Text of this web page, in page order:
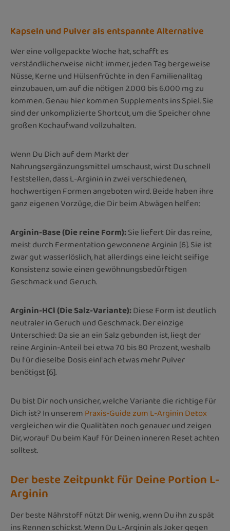
Kapseln und Pulver als entspannte Alternative
Wer eine vollgepackte Woche hat, schafft es
verständlicherweise nicht immer, jeden Tag bergeweise
Nüsse, Kerne und Hülsenfrüchte in den Familienalltag
einzubauen, um auf die nötigen 2.000 bis 6.000 mg zu
kommen. Genau hier kommen Supplements ins Spiel. Sie
sind der unkomplizierte Shortcut, um die Speicher ohne
großen Kochaufwand vollzuhalten.
Wenn Du Dich auf dem Markt der
Nahrungsergänzungsmittel umschaust, wirst Du schnell
feststellen, dass L-Arginin in zwei verschiedenen,
hochwertigen Formen angeboten wird. Beide haben ihre
ganz eigenen Vorzüge, die Dir beim Abwägen helfen:
Arginin-Base (Die reine Form):Sie liefert Dir das reine,
meist durch Fermentation gewonnene Arginin [6]. Sie ist
zwar gut wasserlöslich, hat allerdings eine leicht seifige
Konsistenz sowie einen gewöhnungsbedürftigen
Geschmack und Geruch.
Arginin-HCl (Die Salz-Variante):Diese Form ist deutlich
neutraler in Geruch und Geschmack. Der einzige
Unterschied: Da sie an ein Salz gebunden ist, liegt der
reine Arginin-Anteil bei etwa 70 bis 80 Prozent, weshalb
Du für dieselbe Dosis einfach etwas mehr Pulver
benötigst [6].
Du bist Dir noch unsicher, welche Variante die richtige für
Dich ist? In unseremPraxis-Guide zum L-Arginin Detox
vergleichen wir die Qualitäten noch genauer und zeigen
Dir, worauf Du beim Kauf für Deinen inneren Reset achten
solltest.
Der beste Zeitpunkt für Deine Portion L-
Arginin
Der beste Nährstoff nützt Dir wenig, wenn Du ihn zu spät
ins Rennen schickst. Wenn Du L-Arginin als Joker gegen